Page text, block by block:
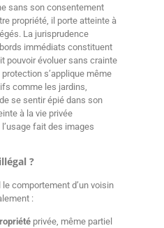
sans son consentement
propriété, il porte atteinte à
La jurisprudence
immédiats constituent
pouvoir évoluer sans crainte
s’applique même
comme les jardins,
se sentir épié dans son
à la vie privée
fait des images
?
comportement d’un voisin
:
privée, même partiel